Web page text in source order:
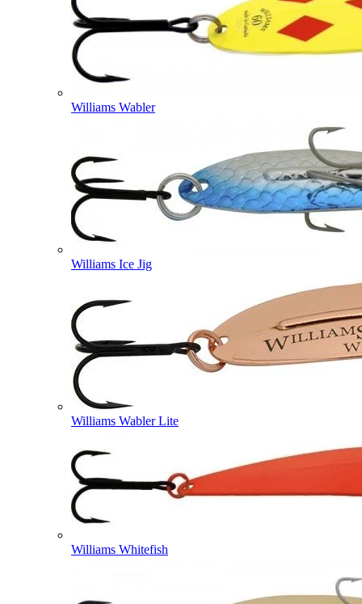
Williams Wabler
Williams Ice Jig
Williams Wabler Lite
Williams Whitefish